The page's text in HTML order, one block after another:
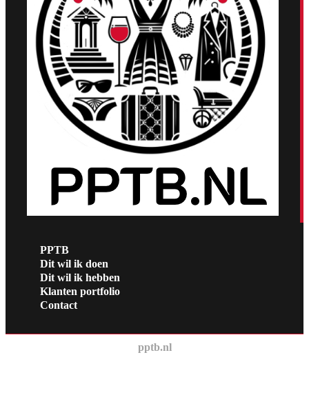
PPTB
Dit wil ik doen
Dit wil ik hebben
Klanten portfolio
Contact
pptb.nl